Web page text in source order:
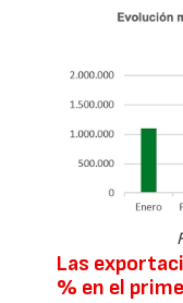
Las
% en el